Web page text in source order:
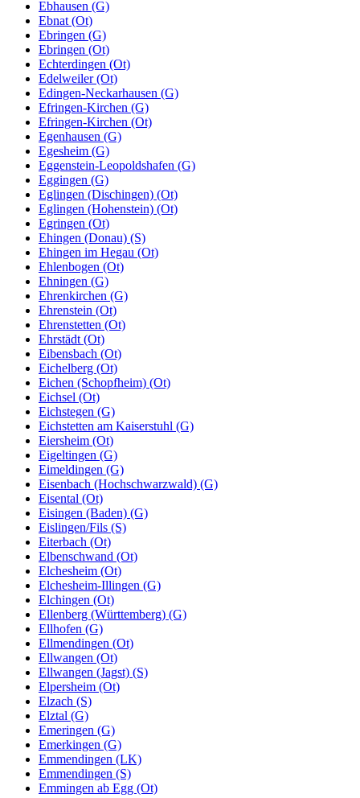
Ebhausen (G)
Ebnat (Ot)
Ebringen (G)
Ebringen (Ot)
Echterdingen (Ot)
Edelweiler (Ot)
Edingen-Neckarhausen (G)
Efringen-Kirchen (G)
Efringen-Kirchen (Ot)
Egenhausen (G)
Egesheim (G)
Eggenstein-Leopoldshafen (G)
Eggingen (G)
Eglingen (Dischingen) (Ot)
Eglingen (Hohenstein) (Ot)
Egringen (Ot)
Ehingen (Donau) (S)
Ehingen im Hegau (Ot)
Ehlenbogen (Ot)
Ehningen (G)
Ehrenkirchen (G)
Ehrenstein (Ot)
Ehrenstetten (Ot)
Ehrstädt (Ot)
Eibensbach (Ot)
Eichelberg (Ot)
Eichen (Schopfheim) (Ot)
Eichsel (Ot)
Eichstegen (G)
Eichstetten am Kaiserstuhl (G)
Eiersheim (Ot)
Eigeltingen (G)
Eimeldingen (G)
Eisenbach (Hochschwarzwald) (G)
Eisental (Ot)
Eisingen (Baden) (G)
Eislingen/Fils (S)
Eiterbach (Ot)
Elbenschwand (Ot)
Elchesheim (Ot)
Elchesheim-Illingen (G)
Elchingen (Ot)
Ellenberg (Württemberg) (G)
Ellhofen (G)
Ellmendingen (Ot)
Ellwangen (Ot)
Ellwangen (Jagst) (S)
Elpersheim (Ot)
Elzach (S)
Elztal (G)
Emeringen (G)
Emerkingen (G)
Emmendingen (LK)
Emmendingen (S)
Emmingen ab Egg (Ot)